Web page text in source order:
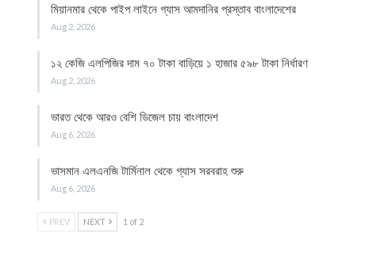
মিয়ানমার থেকে পাইপ লাইনে গ্যাস আমদানির প্রস্তাব বাংলাদেশের
Aug 2, 2026
১২ কেজি এলপিজির দাম ৭০ টাকা বাড়িয়ে ১ হাজার ৫৯৮ টাকা নির্ধারণ
Aug 2, 2026
ভারত থেকে আরও বেশি ডিজেল চায় বাংলাদেশ
Aug 6, 2026
ভাসমান এলএনজি টার্মিনাল থেকে গ্যাস সরবরাহ শুরু
Aug 6, 2026
PREV NEXT 1 of 2